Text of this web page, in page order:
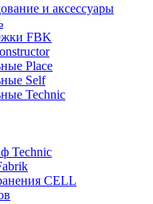
и аксессуары
FBK
Place
Self
Technic
Technic
CELL